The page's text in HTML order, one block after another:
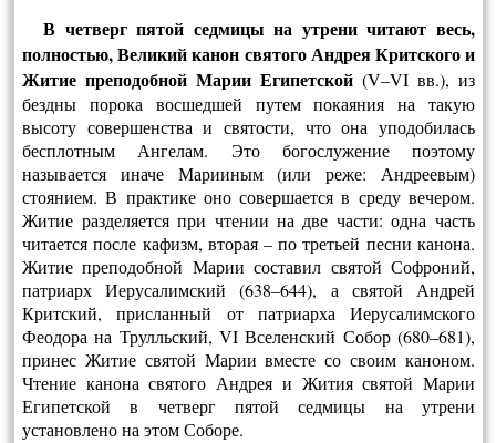
В четверг пятой седмицы на утрени читают весь,
полностью, Великий канон святого Андрея Критского и
Житие преподобной Марии Египетской (V–VI вв.), из
бездны порока восшедшей путем покаяния на такую
высоту совершенства и святости, что она уподобилась
бесплотным Ангелам. Это богослужение поэтому
называется иначе Марииным (или реже: Андреевым)
стоянием. В практике оно совершается в среду вечером.
Житие разделяется при чтении на две части: одна часть
читается после кафизм, вторая – по третьей песни канона.
Житие преподобной Марии составил святой Софроний,
патриарх Иерусалимский (638–644), а святой Андрей
Критский, присланный от патриарха Иерусалимского
Феодора на Трулльский, VI Вселенский Собор (680–681),
принес Житие святой Марии вместе со своим каноном.
Чтение канона святого Андрея и Жития святой Марии
Египетской в четверг пятой седмицы на утрени
установлено на этом Соборе.